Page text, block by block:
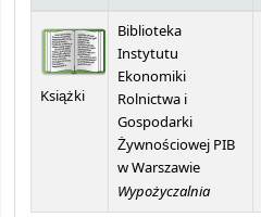
Książki
Biblioteka
Instytutu
Ekonomiki
Rolnictwa i
Gospodarki
Żywnościowej PIB
w Warszawie
Wypożyczalnia